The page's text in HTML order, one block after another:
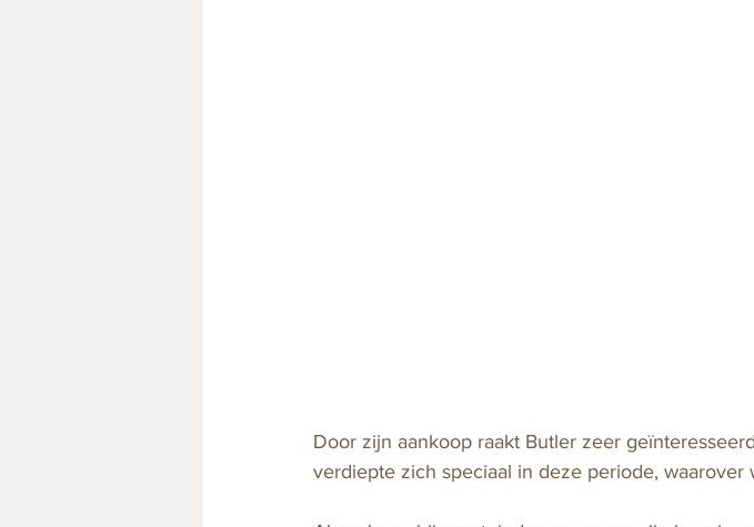
Door zijn aankoop raakt Butler zeer
verdiepte zich speciaal in deze periode, waarover